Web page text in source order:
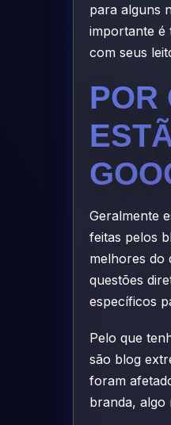
para alguns
importante é
com seus
POR
Geralmente
feitas pelos
melhores do
questões
específicos
Pelo que
são blog
foram
branda, algo